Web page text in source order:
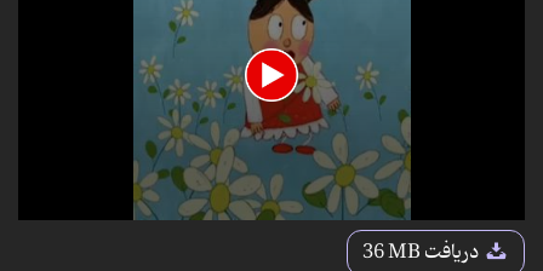
0
دریافت36 MB